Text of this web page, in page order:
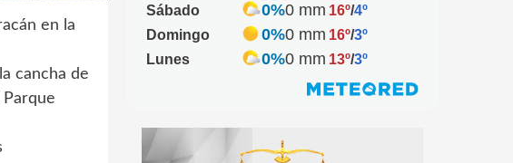
en la
cancha de
Sábado
0%0 mm 16º/4º
Domingo
0%0 mm 16º/3º
Lunes
0%0 mm 13º/3º